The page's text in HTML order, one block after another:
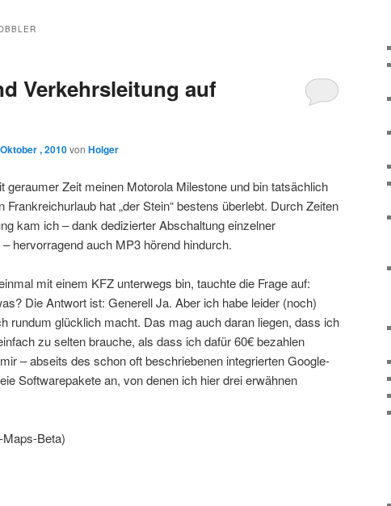
Verkehrsleitung auf
, 2010von Holger
geraumer Zeit meinen Motorola Milestone und bin tatsächlich
Frankreichurlaub hat „der Stein“ bestens überlebt. Durch Zeiten
kam ich – dank dedizierter Abschaltung einzelner
hervorragend auch MP3 hörend hindurch.
mit einem KFZ unterwegs bin, tauchte die Frage auf:
Die Antwort ist: Generell Ja. Aber ich habe leider (noch)
rundum glücklich macht. Das mag auch daran liegen, dass ich
zu selten brauche, als dass ich dafür 60€ bezahlen
– abseits des schon oft beschriebenen integrierten Google-
Softwarepakete an, von denen ich hier drei erwähnen
Beta)